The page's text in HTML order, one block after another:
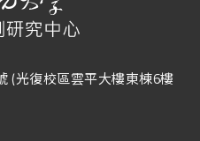
(光復校區雲平大樓東棟6樓